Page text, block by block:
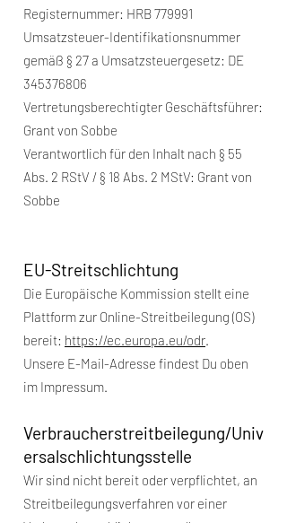
Registernummer: HRB 779991
Umsatzsteuer-Identifikationsnummer
gemäß § 27 a Umsatzsteuergesetz: DE
345376806
Vertretungsberechtigter Geschäftsführer:
Grant von Sobbe
Verantwortlich für den Inhalt nach § 55
Abs. 2 RStV / § 18 Abs. 2 MStV: Grant von
Sobbe
EU-Streitschlichtung
Die Europäische Kommission stellt eine
Plattform zur Online-Streitbeilegung (OS)
bereit: https://ec.europa.eu/odr.
Unsere E-Mail-Adresse findest Du oben
im Impressum.
Verbraucherstreitbeilegung/Univ
ersalschlichtungsstelle
Wir sind nicht bereit oder verpflichtet, an
Streitbeilegungsverfahren vor einer